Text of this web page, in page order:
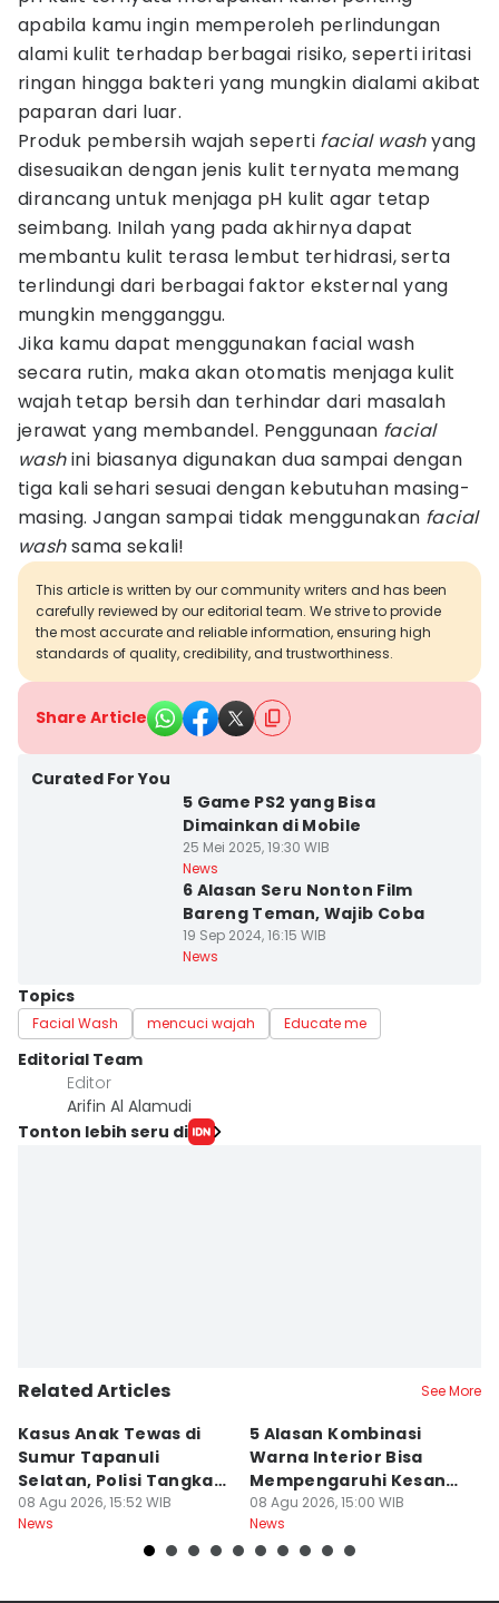
apabila kamu ingin memperoleh perlindungan
alami kulit terhadap berbagai risiko, seperti iritasi
ringan hingga bakteri yang mungkin dialami akibat
paparan dari luar.
Produk pembersih wajah seperti facial washyang
disesuaikan dengan jenis kulit ternyata memang
dirancang untuk menjaga pH kulit agar tetap
seimbang. Inilah yang pada akhirnya dapat
membantu kulit terasa lembut terhidrasi, serta
terlindungi dari berbagai faktor eksternal yang
mungkin mengganggu.
Jika kamu dapat menggunakan facial wash
secara rutin, maka akan otomatis menjaga kulit
wajah tetap bersih dan terhindar dari masalah
jerawat yang membandel. Penggunaan facial
washini biasanya digunakan dua sampai dengan
tiga kali sehari sesuai dengan kebutuhan masing-
masing. Jangan sampai tidak menggunakan facial
washsama sekali!
This article is written by our community writers and has been
carefully reviewed by our editorial team. We strive to provide
the most accurate and reliable information, ensuring high
standards of quality, credibility, and trustworthiness.
Share Article
Curated For You
5 Game PS2 yang Bisa
Dimainkan di Mobile
25 Mei 2025, 19:30 WIB
News
6 Alasan Seru Nonton Film
Bareng Teman, Wajib Coba
19 Sep 2024, 16:15 WIB
News
Topics
Facial Wash mencuci wajah Educate me
Editorial Team
Editor
Arifin Al Alamudi
Tonton lebih seru di
Related Articles See More
Kasus Anak Tewas di
Sumur Tapanuli
Selatan, Polisi Tangkap
MH
08 Agu 2026, 15:52 WIB
News
5 Alasan Kombinasi
Warna Interior Bisa
Mempengaruhi Kesan
Mewah Mobil
08 Agu 2026, 15:00 WIB
News